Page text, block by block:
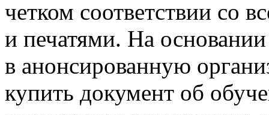
четком соответствии со
и печатями. На
в анонсированную
купить документ об